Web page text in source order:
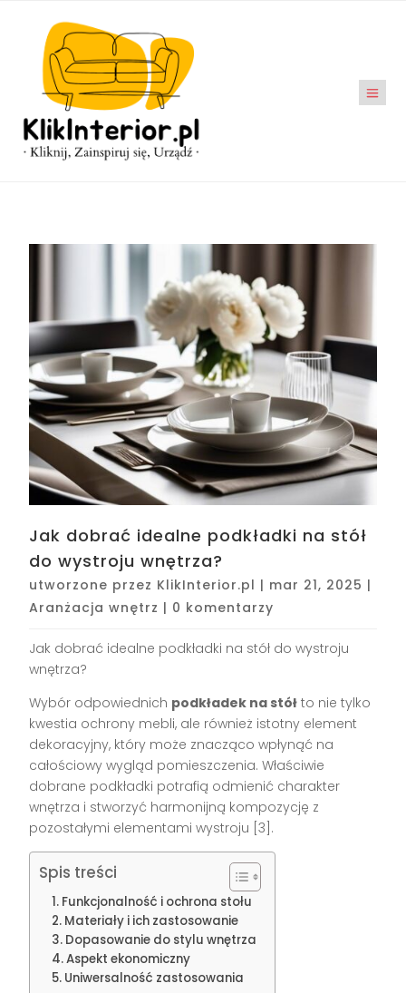
Jak dobrać idealne podkładki na stół
do wystroju wnętrza?
utworzone przez KlikInterior.pl | mar 21, 2025 |
Aranżacja wnętrz | 0 komentarzy
Jak dobrać idealne podkładki na stół do wystroju
wnętrza?
Wybór odpowiednich podkładek na stół to nie tylko
kwestia ochrony mebli, ale również istotny element
dekoracyjny, który może znacząco wpłynąć na
całościowy wygląd pomieszczenia. Właściwie
dobrane podkładki potrafią odmienić charakter
wnętrza i stworzyć harmonijną kompozycję z
pozostałymi elementami wystroju [3].
Spis treści
Funkcjonalność i ochrona stołu
Materiały i ich zastosowanie
Dopasowanie do stylu wnętrza
Aspekt ekonomiczny
Uniwersalność zastosowania